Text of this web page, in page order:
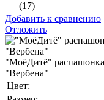
(17)
Добавить к сравнению
Отложить
"МоёДитё"
"Вербена"
Цвет: